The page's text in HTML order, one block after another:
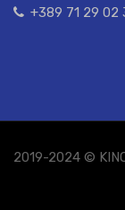
+389 71 29 02
2019-2024 ©